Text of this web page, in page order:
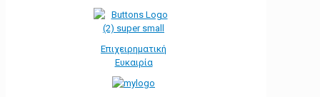
Επιχειρηματική
Ευκαιρία